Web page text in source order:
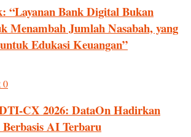
“Layanan Bank Digital Bukan
Menambah Jumlah Nasabah, yang
Edukasi Keuangan”
0
CX 2026: DataOn Hadirkan
AI Terbaru